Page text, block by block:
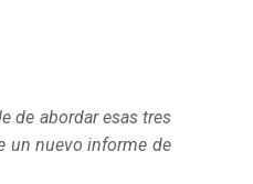
de abordar esas tres
un nuevo informe de